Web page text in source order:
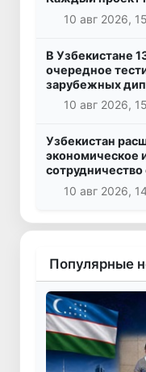
10 авг 2026,
В Узбекистане
очередное
зарубежных
10 авг 2026,
Узбекистан
экономическое
10 авг 2026,
Популярные